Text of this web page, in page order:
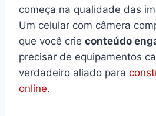
começa na qualidade das
Um celular com câmera
que você crie conteúdo
precisar de equipamentos
verdadeiro aliado para
online.